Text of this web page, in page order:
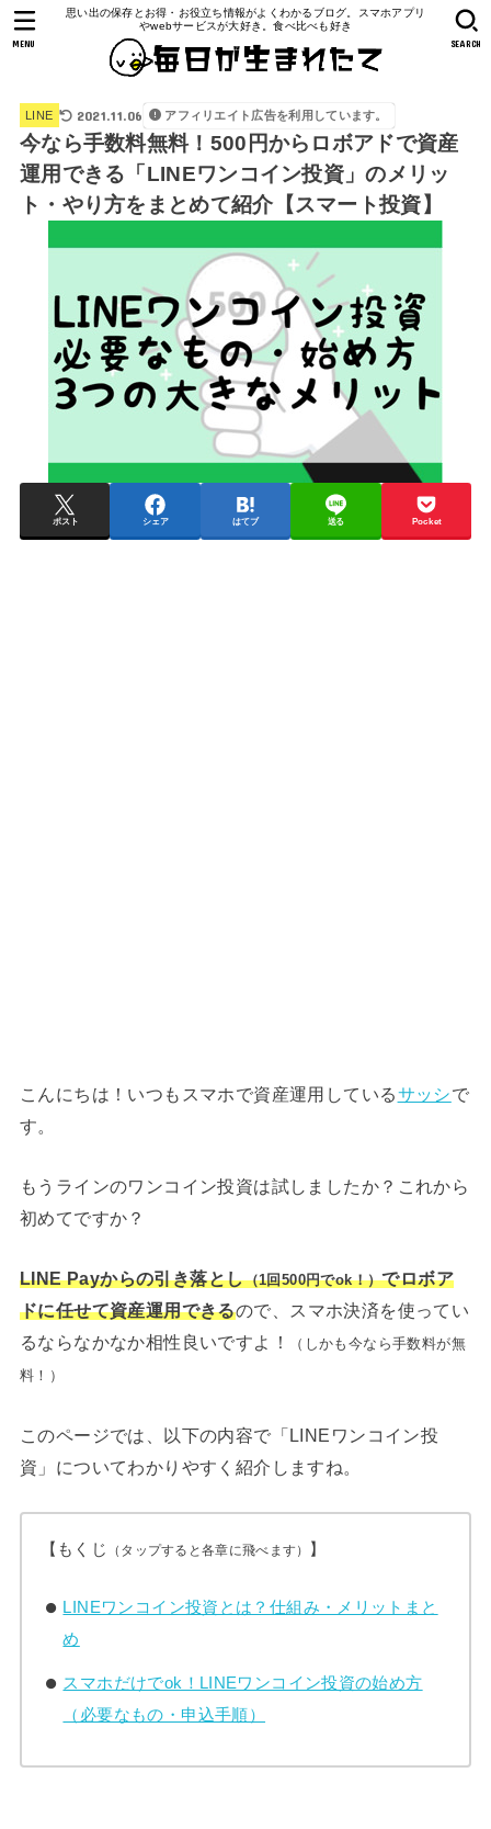
思い出の保存とお得・お役立ち情報がよくわかるブログ。スマホアプリ
やwebサービスが大好き。食べ比べも好き
SEARCH
MENU
LINE 2021.11.06 アフィリエイト広告を利用しています。
今なら手数料無料！500円からロボアドで資産
運用できる「LINEワンコイン投資」のメリッ
ト・やり方をまとめて紹介【スマート投資】
ポスト シェア はてブ 送る Pocket
こんにちは！いつもスマホで資産運用しているサッシで
す。
もうラインのワンコイン投資は試しましたか？これから
初めてですか？
LINE Payからの引き落とし（1回500円でok！）でロボア
ドに任せて資産運用できるので、スマホ決済を使ってい
るならなかなか相性良いですよ！
（しかも今なら手数料が無
料！）
このページでは、以下の内容で「LINEワンコイン投
資」についてわかりやすく紹介しますね。
【もくじ （タップすると各章に飛べます） 】
LINEワンコイン投資とは？仕組み・メリットまと
め
スマホだけでok！LINEワンコイン投資の始め方
（必要なもの・申込手順）